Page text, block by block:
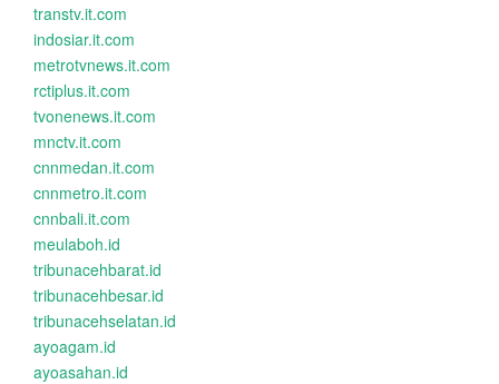
transtv.it.com
indosiar.it.com
metrotvnews.it.com
rctiplus.it.com
tvonenews.it.com
mnctv.it.com
cnnmedan.it.com
cnnmetro.it.com
cnnbali.it.com
meulaboh.id
tribunacehbarat.id
tribunacehbesar.id
tribunacehselatan.id
ayoagam.id
ayoasahan.id